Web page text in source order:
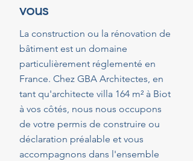
vous
La construction ou la rénovation de
bâtiment est un domaine
particulièrement réglementé en
France. Chez GBA Architectes, en
tant qu'architecte villa 164 m² à Biot
à vos côtés, nous nous occupons
de votre permis de construire ou
déclaration préalable et vous
accompagnons dans l'ensemble